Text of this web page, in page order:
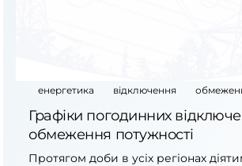
енергетика відключення
Графіки погодинних
обмеження потужності
Протягом доби в усіх регіонах